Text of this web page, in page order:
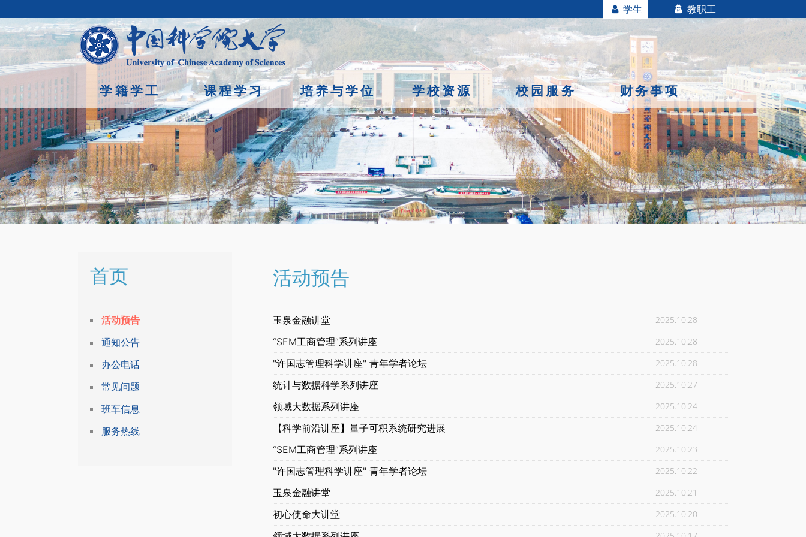
学生 教职工
学籍学工 课程学习 培养与学位 学校资源 校园服务 财务事项
首页/活动预告
活动预告
玉泉金融讲堂 2025.10.28
“SEM工商管理”系列讲座 2025.10.28
"许国志管理科学讲座" 青年学者论坛 2025.10.28
统计与数据科学系列讲座 2025.10.27
领域大数据系列讲座 2025.10.24
【科学前沿讲座】量子可积系统研究进展 2025.10.24
“SEM工商管理”系列讲座 2025.10.23
"许国志管理科学讲座" 青年学者论坛 2025.10.22
玉泉金融讲堂 2025.10.21
初心使命大讲堂 2025.10.20
首页
活动预告
通知公告
办公电话
常见问题
班车信息
服务热线